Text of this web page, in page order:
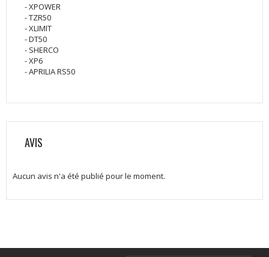
- XPOWER
- TZR50
- XLIMIT
- DT50
- SHERCO
- XP6
- APRILIA RS50
AVIS
Aucun avis n'a été publié pour le moment.